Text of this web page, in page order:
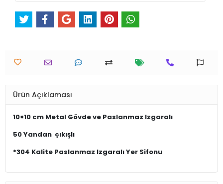
Ürün Açıklaması
10×10 cm Metal Gövde ve Paslanmaz Izgaralı
50 Yandan çıkışlı
*304 Kalite Paslanmaz Izgaralı Yer Sifonu